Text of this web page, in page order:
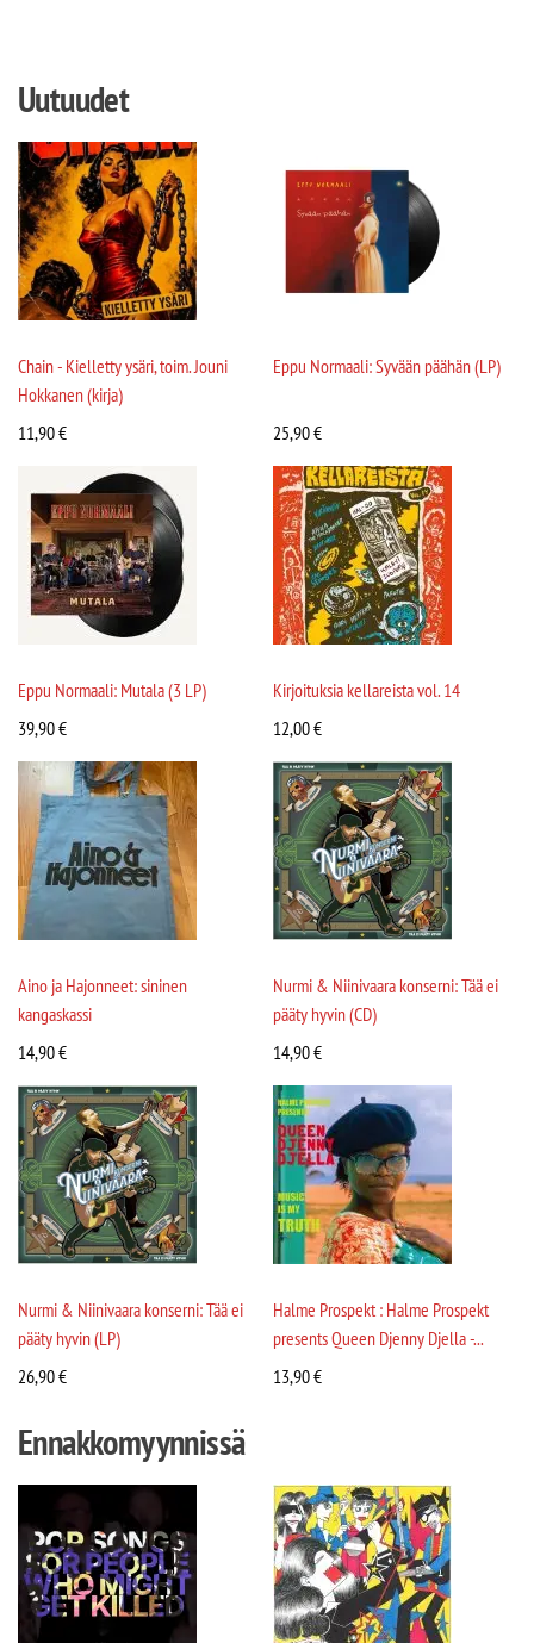
Uutuudet
Chain - Kielletty ysäri, toim. Jouni
Hokkanen (kirja)
11,90€
Eppu Normaali: Syvään päähän (LP)
25,90€
Eppu Normaali: Mutala (3 LP)
39,90€
Kirjoituksia kellareista vol. 14
12,00€
Aino ja Hajonneet: sininen
kangaskassi
14,90€
Nurmi & Niinivaara konserni: Tää ei
pääty hyvin (CD)
14,90€
Nurmi & Niinivaara konserni: Tää ei
pääty hyvin (LP)
26,90€
Halme Prospekt : Halme Prospekt
presents Queen Djenny Djella -...
13,90€
Ennakkomyynnissä